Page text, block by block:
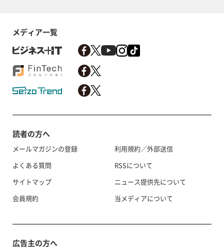
メディア一覧
読者の方へ
メールマガジンの登録
よくある質問
サイトマップ
会員規約
利用規約／外部送信
RSSについて
ニュース提供先について
当メディアについて
広告主の方へ